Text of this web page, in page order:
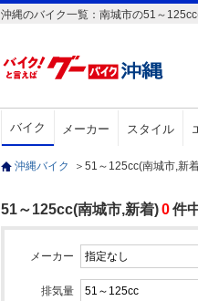
沖縄のバイク一覧：南城市の51～
バイク メーカー スタイル
沖縄バイク ＞ 51～125cc(南城市,新
51～125cc(南城市,新着)0件
メーカー
排気量